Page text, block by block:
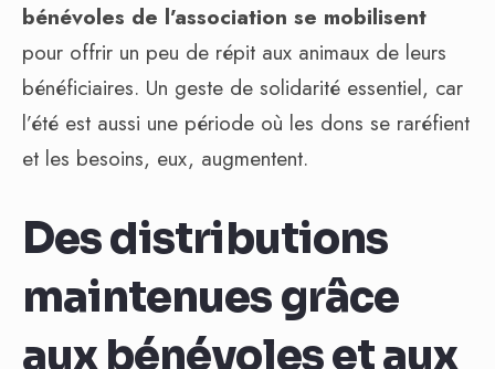
bénévoles de l’association se mobilisent
pour offrir un peu de répit aux animaux de leurs
bénéficiaires. Un geste de solidarité essentiel, car
l’été est aussi une période où les dons se raréfient
et les besoins, eux, augmentent.
Des distributions
maintenues grâce
aux bénévoles et aux